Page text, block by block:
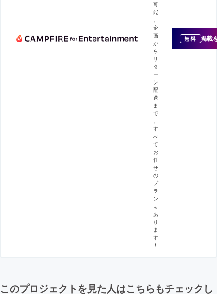
可
能
。
企
画
か
ら
リ
タ
ー
ン
配
送
ま
で
、
す
べ
て
お
任
せ
の
プ
ラ
ン
も
あ
り
ま
す
！
無料 掲載
このプロジェクトを見た人はこちらもチェックし